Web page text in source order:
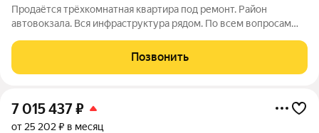
Продаётся трёхкомнатная квартира под ремонт. Район
автовокзала. Вся инфраструктура рядом. По всем вопросам
Позвонить
7 015 437₽
от 25 202 ₽ в месяц